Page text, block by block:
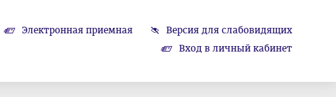
Электронная приемная
Версия для слабовидящих
Вход в личный кабинет